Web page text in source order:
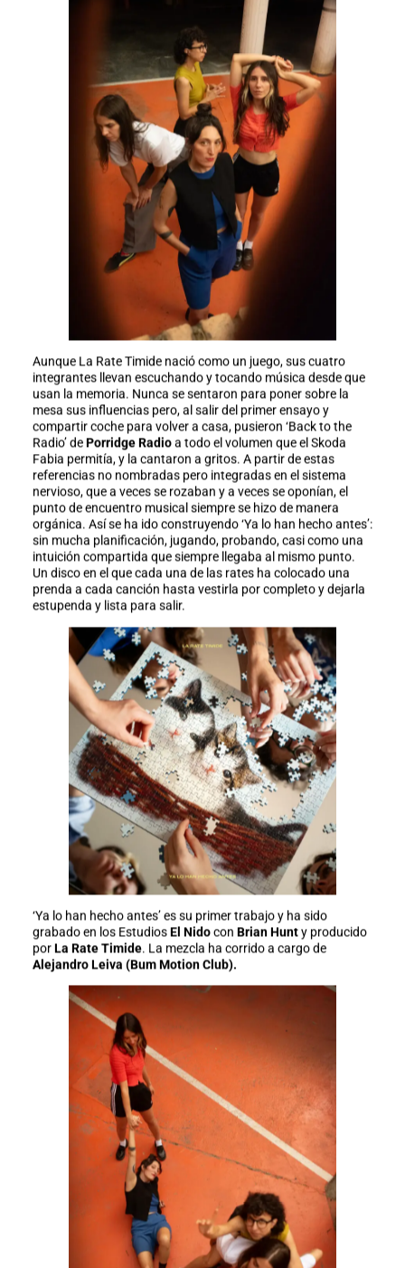
Aunque La Rate Timide nació como un juego, sus cuatro
integrantes llevan escuchando y tocando música desde que
usan la memoria. Nunca se sentaron para poner sobre la
mesa sus influencias pero, al salir del primer ensayo y
compartir coche para volver a casa, pusieron ‘Back to the
Radio’ dePorridge Radioa todo el volumen que el Skoda
Fabia permitía, y la cantaron a gritos. A partir de estas
referencias no nombradas pero integradas en el sistema
nervioso, que a veces se rozaban y a veces se oponían, el
punto de encuentro musical siempre se hizo de manera
orgánica. Así se ha ido construyendo ‘Ya lo han hecho antes’:
sin mucha planificación, jugando, probando, casi como una
intuición compartida que siempre llegaba al mismo punto.
Un disco en el que cada una de las rates ha colocado una
prenda a cada canción hasta vestirla por completo y dejarla
estupenda y lista para salir.
‘Ya lo han hecho antes’ es su primer trabajo y ha sido
grabado en los EstudiosEl Nidocon Brian Hunty producido
porLa Rate Timide. La mezcla ha corrido a cargo de
Alejandro Leiva (Bum Motion Club).